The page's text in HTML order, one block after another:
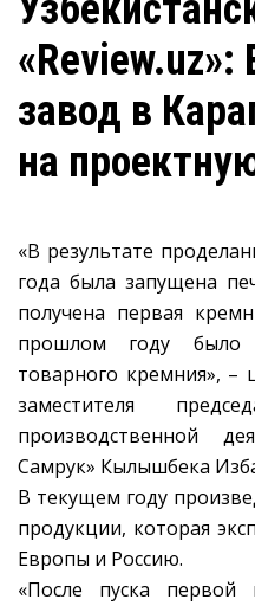
«Review.uz»:
завод в
на
«В результате
года была запущена
получена первая
прошлом году
товарного кремния», –
заместителя
производственной
Самрук» Кылышбека
В текущем году
продукции, которая
Европы и Россию.
«После пуска